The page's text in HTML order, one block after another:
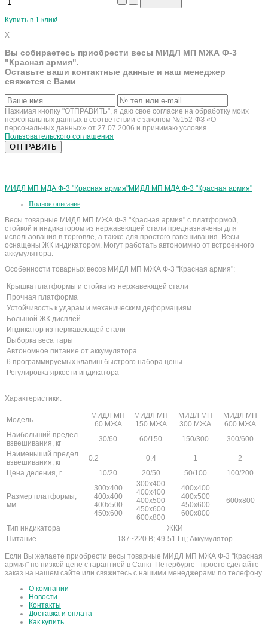
Купить в 1 клик!
X
Вы собираетесь приобрести весы МИДЛ МП МЖА Ф-3
"Красная армия".
Оставьте ваши контактные данные и наш менеджер
свяжется с Вами
Нажимая кнопку "ОТПРАВИТЬ", я даю свое согласие на обработку моих
персональных данных в соответствии с законом №152-ФЗ «О
персональных данных» от 27.07.2006 и принимаю условия
Пользовательского соглашения
МИДЛ МП МДА Ф-3 "Красная армия"МИДЛ МП МДА Ф-3 "Красная армия"
Полное описание
Весы товарные МИДЛ МП МЖА Ф-3 "Красная армия" с платформой,
стойкой и индикатором из нержавеющей стали предназначены для
использования в торговле, а также для простого взвешивания. Весы
оснащены ЖК индикатором. Могут работать автономмно от встроенного
аккумулятора.
Особенности товарных весов МИДЛ МП МЖА Ф-3 "Красная армия":
Крышка платформы и стойка из нержавеющей стали
Прочная платформа
Устойчивость к ударам и механическим деформациям
Большой ЖК дисплей
Индикатор из нержавеющей стали
Выборка веса тары
Автономное питание от аккумулятора
6 программируемых клавиш быстрого набора цены
Регулировка яркости индикатора
Характеристики:
Модель
МИДЛ МП
60 МЖА
МИДЛ МП
150 МЖА
МИДЛ МП
300 МЖА
МИДЛ МП
600 МЖА
Наибольший предел
взвешивания, кг
30/60 60/150 150/300
300/600
Наименьший предел
взвешивания, кг
0.2 0.4 1
2
Цена деления, г
10/20 20/50 50/100 100/200
Размер платформы,
мм
300х400
400х400
400х500
450х600
300х400
400х400
400х500
450х600
600х800
400х400
400х500
450х600
600х800
600х800
Тип индикатора
ЖКИ
Питание
187~220 В; 49-51 Гц; Аккумулятор
Если Вы желаете приобрести весы товарные МИДЛ МП МЖА Ф-3 "Красная
армия" по низкой цене с гарантией в Санкт-Петербурге - просто сделайте
заказ на нашем сайте или свяжитесь с нашими менеджерами по телефону.
О компании
Новости
Контакты
Доставка и оплата
Как купить